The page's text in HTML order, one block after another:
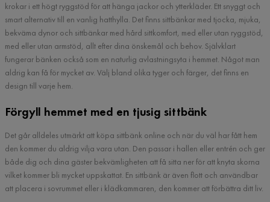
krokar i ett högt ryggstöd för att hänga jackor och ytterkläder. Ett snyggt och
smart alternativ till en vanlig hatthylla. Det finns sittbänkar med tjocka, mjuka,
bekväma dynor och sittbänkar med hård sittkomfort, med eller utan ryggstöd,
med eller utan armstöd, allt efter dina önskemål och behov. Självklart
fungerar bänken också som en naturlig avlastningsyta i hemmet. Något man
aldrig kan få för mycket av. Välj bland olika tyger och färger, det finns en
design till varje hem.
Förgyll hemmet med en tjusig sittbänk
Det går alldeles utmärkt att köpa sittbänk online och när du väl har fått hem
den kommer du aldrig vilja vara utan. Den passar i hallen eller entrén och ger
både dig och dina gäster bekvämligheten att få sitta ner för att knyta skorna
vilket kommer bli mycket uppskattat. En sittbänk är även flott och användbar
att placera i sovrummet eller i klädkammaren, den kommer att förbättra ditt liv.